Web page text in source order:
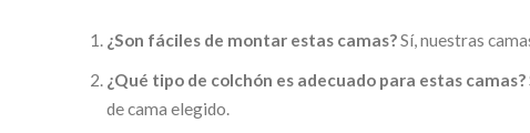
¿Son fáciles de montar estas camas?Sí, nuestras
¿Qué tipo de colchón es adecuado para estas camas?
de cama elegido.